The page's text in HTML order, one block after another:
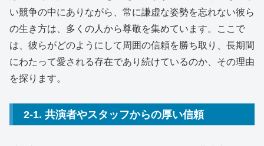
い競争の中にありながら、常に謙虚な姿勢を忘れない彼ら
の生き方は、多くの人から尊敬を集めています。ここで
は、彼らがどのようにして周囲の信頼を勝ち取り、長期間
にわたって愛される存在であり続けているのか、その理由
を探ります。
2-1. 共演者やスタッフからの厚い信頼